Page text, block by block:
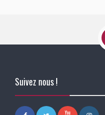
Suivez nous !